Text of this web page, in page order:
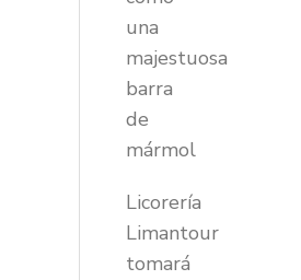
una
majestuosa
barra
de
mármol
Licorería
Limantour
tomará